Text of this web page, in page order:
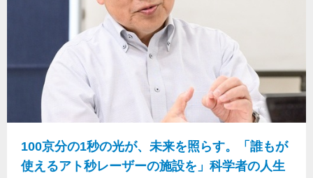
100京分の1秒の光が、未来を照らす。「誰もが
使えるアト秒レーザーの施設を」科学者の人生